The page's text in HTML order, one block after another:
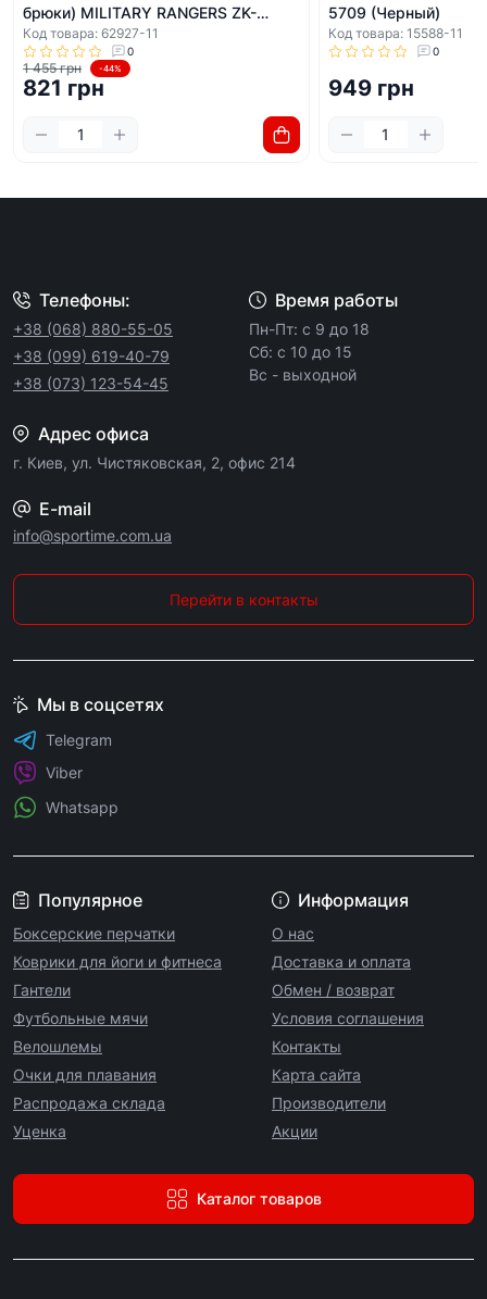
брюки) MILITARY RANGERS ZK-
SU1126 (Оливковый)
Код товара: 62927-11
0
1 455 грн -44%
821 грн
5709 (Черный)
Код товара: 15588-11
0
949 грн
Телефоны:
+38 (068) 880-55-05
+38 (099) 619-40-79
+38 (073) 123-54-45
Время работы
Пн-Пт: с 9 до 18
Сб: с 10 до 15
Вс - выходной
Адрес офиса
г. Киев, ул. Чистяковская, 2, офис 214
E-mail
info@sportime.com.ua
Перейти в контакты
Популярное
Боксерские перчатки
Коврики для йоги и фитнеса
Гантели
Футбольные мячи
Велошлемы
Очки для плавания
Распродажа склада
Уценка
Информация
О нас
Доставка и оплата
Обмен / возврат
Условия соглашения
Контакты
Карта сайта
Производители
Акции
Каталог товаров
Мы в соцсетях
Telegram
Viber
Whatsapp